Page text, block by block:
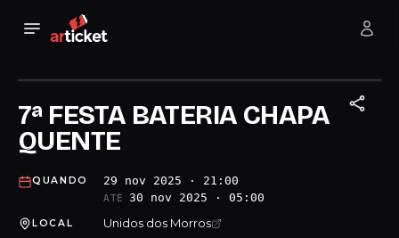
7ª FESTA BATERIA CHAPA
QUENTE
QUANDO 29 nov 2025 · 21:00
ATÉ 30 nov 2025 · 05:00
LOCAL Unidos dos Morros